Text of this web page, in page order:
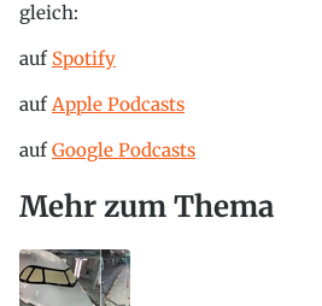
gleich:
auf Spotify
aufApple Podcasts
aufGoogle Podcasts
Mehr zum Thema